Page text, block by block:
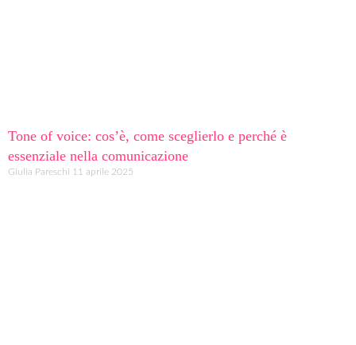
Tone of voice: cos’è, come sceglierlo e perché è
essenziale nella comunicazione
Giulia Pareschi 11 aprile 2025